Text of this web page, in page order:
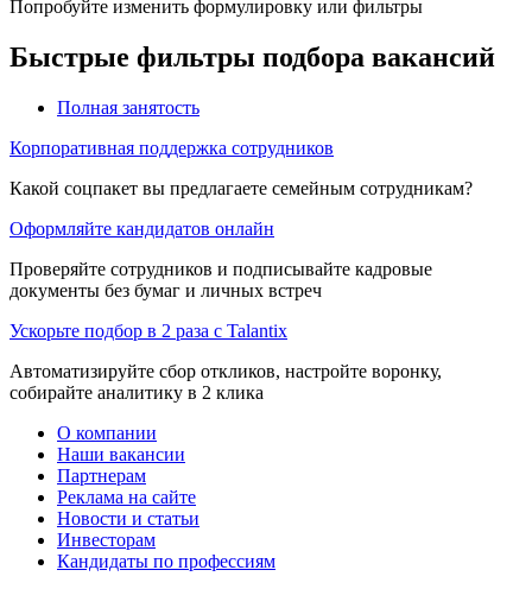
Попробуйте изменить формулировку или фильтры
Быстрые фильтры подбора вакансий
Полная занятость
Корпоративная поддержка сотрудников
Какой соцпакет вы предлагаете семейным сотрудникам?
Оформляйте кандидатов онлайн
Проверяйте сотрудников и подписывайте кадровые
документы без бумаг и личных встреч
Ускорьте подбор в 2 раза с Talantix
Автоматизируйте сбор откликов, настройте воронку,
собирайте аналитику в 2 клика
О компании
Наши вакансии
Партнерам
Реклама на сайте
Новости и статьи
Инвесторам
Кандидаты по профессиям